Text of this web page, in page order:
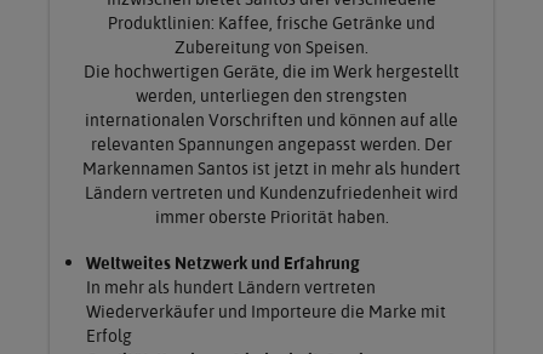
Produktlinien: Kaffee, frische Getränke und
Zubereitung von Speisen.
Die hochwertigen Geräte, die im Werk hergestellt
werden, unterliegen den strengsten
internationalen Vorschriften und können auf alle
relevanten Spannungen angepasst werden. Der
Markennamen Santos ist jetzt in mehr als hundert
Ländern vertreten und Kundenzufriedenheit wird
immer oberste Priorität haben.
Weltweites Netzwerk und Erfahrung
In mehr als hundert Ländern vertreten
Wiederverkäufer und Importeure die Marke mit
Erfolg